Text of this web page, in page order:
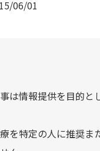
06/01
は情報提供を目的と
を特定の人に推奨ま